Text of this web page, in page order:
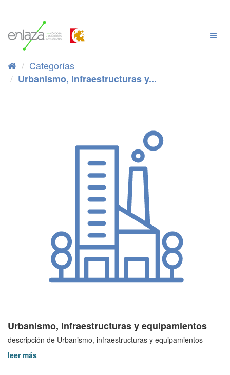
Categorías
Urbanismo, infraestructuras y...
Urbanismo, infraestructuras y equipamientos
descripción de Urbanismo, infraestructuras y equipamientos
leer más